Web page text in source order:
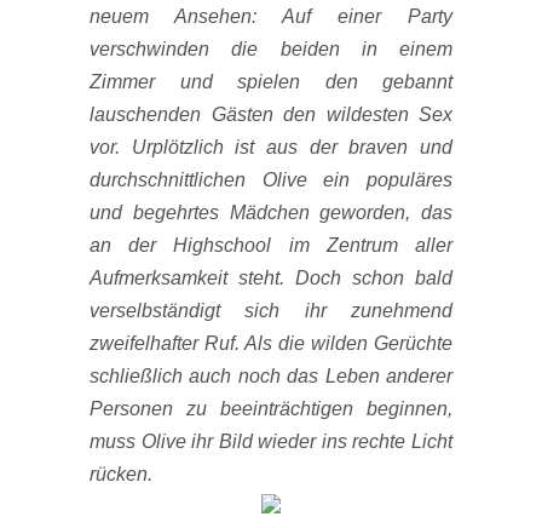
neuem Ansehen: Auf einer Party
verschwinden die beiden in einem
Zimmer und spielen den gebannt
lauschenden Gästen den wildesten Sex
vor. Urplötzlich ist aus der braven und
durchschnittlichen Olive ein populäres
und begehrtes Mädchen geworden, das
an der Highschool im Zentrum aller
Aufmerksamkeit steht. Doch schon bald
verselbständigt sich ihr zunehmend
zweifelhafter Ruf. Als die wilden Gerüchte
schließlich auch noch das Leben anderer
Personen zu beeinträchtigen beginnen,
muss Olive ihr Bild wieder ins rechte Licht
rücken.